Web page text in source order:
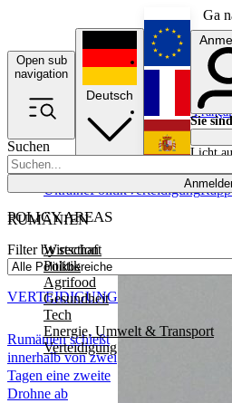
Ga
Open sub
navigation
Suchen
POLICY AREAS
Wirtschaft
Politik
Agrifood
Gesundheit
Tech
Energie, Umwelt & Transport
Verteidigung
UkrainePolitikVerteidigung
Deutsch
English
Sie
Licht
RUMÄNIEN
Filter by section
Rumänien schießt
innerhalb von zwei
Tagen eine zweite
Drohne ab
VERTEIDIGUNG